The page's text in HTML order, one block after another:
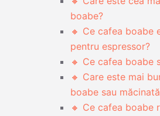
boabe?
🔸 Ce cafea boabe
pentru espressor?
🔸 Ce cafea boabe
🔸 Care este mai
boabe sau
🔸 Ce cafea boabe